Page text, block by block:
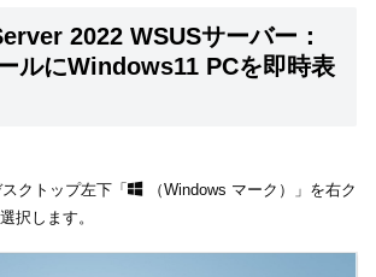
2022 WSUSサーバー：
ルにWindows11 PCを即時表
クトップ左下「
（Windows マーク）」を右ク
択します。